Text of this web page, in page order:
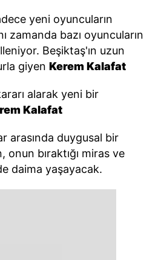
yeni oyuncuların
zamanda bazı oyuncuların
Beşiktaş'ın uzun
giyen Kerem Kalafat
alarak yeni bir
Kalafat
arasında duygusal bir
bıraktığı miras ve
daima yaşayacak.